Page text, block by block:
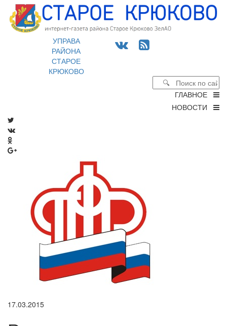
УПРАВА
РАЙОНА
СТАРОЕ
КРЮКОВО
ГЛАВНОЕ
НОВОСТИ
17.03.2015